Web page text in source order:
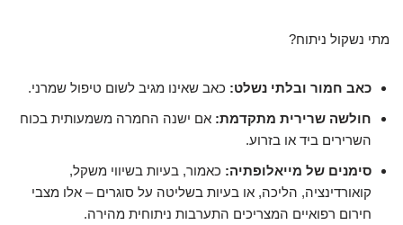
מתי נשקול ניתוח?
כאב חמור ובלתי נשלט: כאב שאינו מגיב לשום טיפול שמרני.
חולשה שרירית מתקדמת: אם ישנה החמרה משמעותית בכוח
השרירים ביד או בזרוע.
סימנים של מייאלופתיה: כאמור, בעיות בשיווי משקל,
קואורדינציה, הליכה, או בעיות בשליטה על סוגרים – אלו מצבי
חירום רפואיים המצריכים התערבות ניתוחית מהירה.